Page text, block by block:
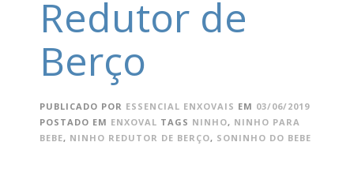
Redutor de
Berço
PUBLICADO POR ESSENCIAL ENXOVAIS EM 03/06/2019
POSTADO EM ENXOVAL TAGS NINHO, NINHO PARA
BEBE, NINHO REDUTOR DE BERÇO, SONINHO DO BEBE